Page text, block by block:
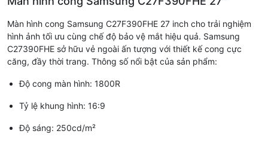
Màn hình cong Samsung C27F390FHE 27 inch cho trải nghiệm
hình ảnh tối ưu cùng chế độ bảo vệ mắt hiệu quả. Samsung
C27390FHE sở hữu vẻ ngoài ấn tượng với thiết kế cong cực
căng, đầy thời trang. Thông số nổi bật của sản phẩm:
Độ cong màn hình: 1800R
Tỷ lệ khung hình: 16:9
Độ sáng: 250cd/m²